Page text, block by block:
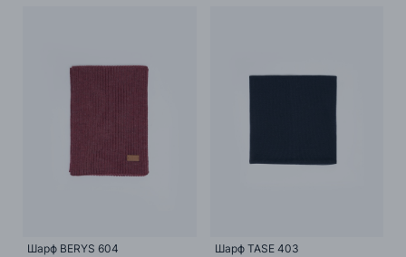
Шарф BERYS 604
Шарф TASE 403